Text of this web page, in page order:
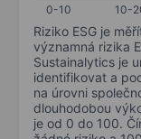
0-10
10-
Riziko ESG je
významná rizika
Sustainalytics je
identifikovat a
na úrovni
dlouhodobou
je od 0 do 100.